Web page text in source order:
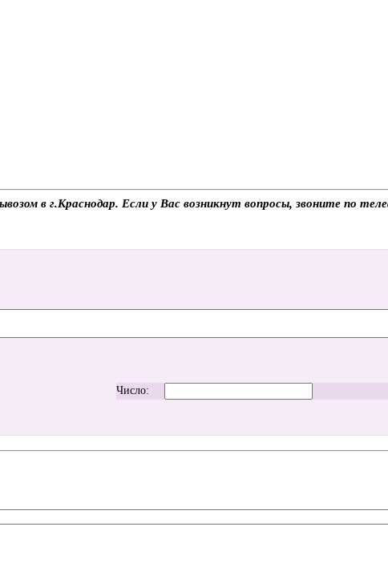
в г.Краснодар. Если у Вас возникнут вопросы, звоните по
Число: